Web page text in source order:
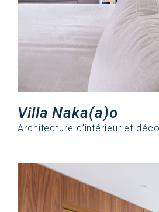
Villa Naka(a)o
Architecture d’intérieur et